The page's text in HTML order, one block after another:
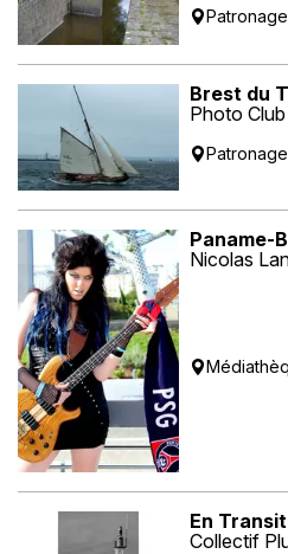
Brest du
Photo
Paname-
Nicolas
En Transit
Collectif